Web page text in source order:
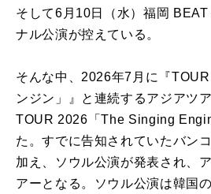
そして6月10日（水）福岡
ナル公演が控えている。
そんな中、2026年7月に『
ンジン」』と連続するアジアツ
TOUR 2026「The Singing
た。すでに告知されていたバン
加え、ソウル公演が発表され、
アーとなる。ソウル公演は韓国